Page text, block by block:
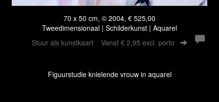
70 x 50 cm, © 2004, € 525,00
Tweedimensionaal | Schilderkunst | Aquarel
Stuur als kunstkaart Vanaf € 2,95 excl. porto
Figuurstudie knielende vrouw in aquarel